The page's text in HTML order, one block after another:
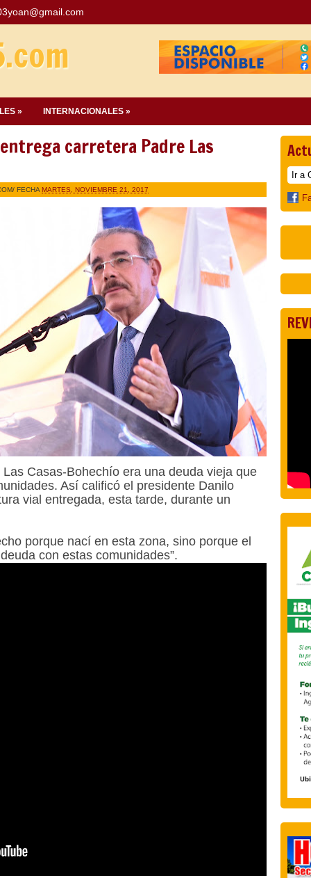
» INTERNACIONALES »
carretera Padre Las
/ FECHA MARTES, NOVIEMBRE 21, 2017
Casas-Bohechío era una deuda vieja que
Así calificó el presidente Danilo
vial entregada, esta tarde, durante un
porque nací en esta zona, sino porque el
con estas comunidades”.